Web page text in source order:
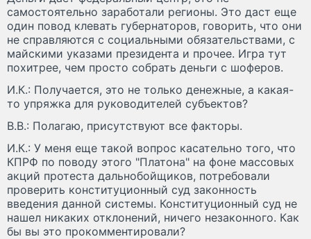
самостоятельно заработали регионы. Это даст еще
один повод клевать губернаторов, говорить, что они
не справляются с социальными обязательствами, с
майскими указами президента и прочее. Игра тут
похитрее, чем просто собрать деньги с шоферов.
И.К.: Получается, это не только денежные, а какая-
то упряжка для руководителей субъектов?
В.В.: Полагаю, присутствуют все факторы.
И.К.: У меня еще такой вопрос касательно того, что
КПРФ по поводу этого "Платона" на фоне массовых
акций протеста дальнобойщиков, потребовали
проверить конституционный суд законность
введения данной системы. Конституционный суд не
нашел никаких отклонений, ничего незаконного. Как
бы вы это прокомментировали?